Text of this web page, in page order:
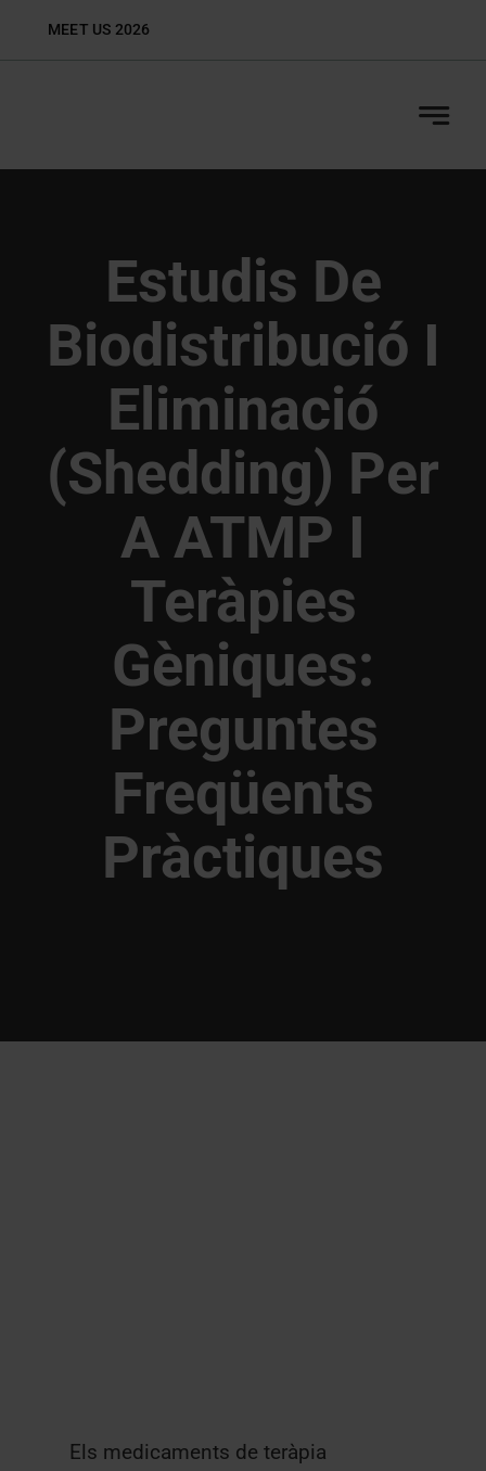
MEET US 2026
Estudis De
Biodistribució I
Eliminació
(shedding) Per
A ATMP I
Teràpies
Gèniques:
Preguntes
Freqüents
Pràctiques
Els medicaments de teràpia